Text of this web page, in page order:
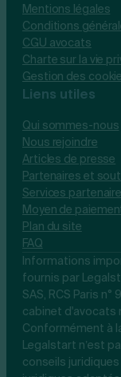
Mentions légales
Conditions
CGU avocats
Charte sur la vie
Gestion des
Liens utiles
Qui sommes-nous
Nous rejoindre
Articles de presse
Partenaires et
Services
Moyen de
Plan du site
FAQ
Informations
fournis par
SAS, RCS Paris
cabinet d'avocats
Conformément à
Legalstart n’est
conseils